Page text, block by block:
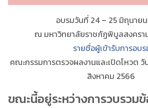
อบรมวันที่ 24 – 25 มิถุนาย
ณ มหาวิทยาลัยราชภัฏพิบูลสงคร
รายชื่อผู้เข้ารับการอบ
คณะกรรมการตรวจผลงานและเปิดโหวต
สิงหาคม 2566
ขณะนี้อยู่ระหว่างการวบรวม